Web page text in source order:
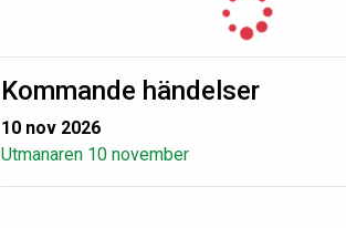
Kommande händelser
10 nov 2026
Utmanaren 10 november